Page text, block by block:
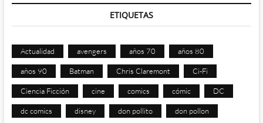
ETIQUETAS
Actualidad avengers años 70 años 80
años 90 Batman Chris Claremont Ci-Fi
Ciencia Ficción cine comics cómic DC
dc comics disney don pollito don pollon